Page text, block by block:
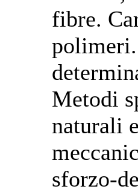
fibre.
Metodi
naturali
sforzo-